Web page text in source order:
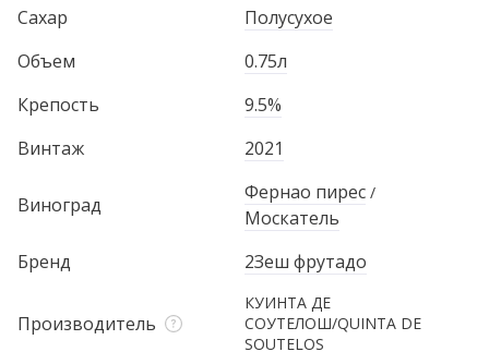
Сахар
Полусухое
Объем
0.75л
Крепость
9.5%
Винтаж
2021
Виноград
Фернао пирес /
Москатель
Бренд
2Зеш фрутадо
Производитель
КУИНТА ДЕ
СОУТЕЛОШ/QUINTA DE
SOUTELOS